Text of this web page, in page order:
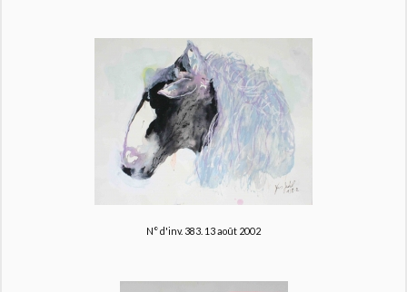
N° d'inv. 383. 13 août 2002